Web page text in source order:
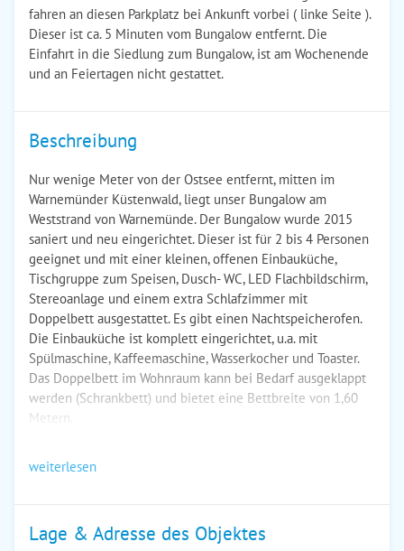
fahren an diesen Parkplatz bei Ankunft vorbei ( linke Seite ).
Dieser ist ca. 5 Minuten vom Bungalow entfernt. Die
Einfahrt in die Siedlung zum Bungalow, ist am Wochenende
und an Feiertagen nicht gestattet.
Beschreibung
Nur wenige Meter von der Ostsee entfernt, mitten im
Warnemünder Küstenwald, liegt unser Bungalow am
Weststrand von Warnemünde. Der Bungalow wurde 2015
saniert und neu eingerichtet. Dieser ist für 2 bis 4 Personen
geeignet und mit einer kleinen, offenen Einbauküche,
Tischgruppe zum Speisen, Dusch- WC, LED Flachbildschirm,
Stereoanlage und einem extra Schlafzimmer mit
Doppelbett ausgestattet. Es gibt einen Nachtspeicherofen.
Die Einbauküche ist komplett eingerichtet, u.a. mit
Spülmaschine, Kaffeemaschine, Wasserkocher und Toaster.
Das Doppelbett im Wohnraum kann bei Bedarf ausgeklappt
werden (Schrankbett) und bietet eine Bettbreite von 1,60
Metern.
weiterlesen
Lage & Adresse des Objektes